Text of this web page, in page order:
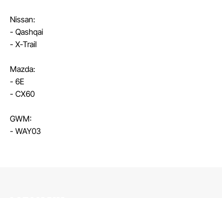
Nissan:
- Qashqai
- X-Trail
Mazda:
- 6E
- CX60
GWM:
- WAY03